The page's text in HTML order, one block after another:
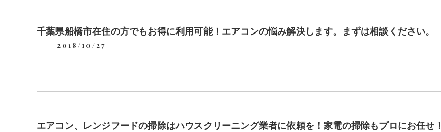
千葉県船橋市在住の方でもお得に利用可能！エアコンの悩み解決します。まずは相談ください。
2018/10/27
エアコン、レンジフードの掃除はハウスクリーニング業者に依頼を！家電の掃除もプロにお任せ！